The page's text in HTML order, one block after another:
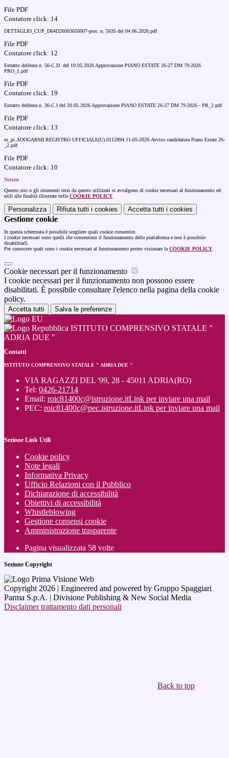
File PDF
Contatore click: 14
DETTAGLIO_CUP_D64D26003650007-prot. n. 5635 del 04.06.2026.pdf
File PDF
Contatore click: 12
Estratto delibera n. 56-C.D. del 19.05.2026 Approvazione PIANO ESTATE 26-27 DM 79-2026
PRO_1.pdf
File PDF
Contatore click: 19
Estratto delibera n. 36-C.I del 20.05.2026 Approvazione PIANO ESTATE 26-27 DM 79-2026 - PR_2.pdf
File PDF
Contatore click: 13
m_pi.AOOGABMI.REGISTRO UFFICIALE(U).0112894.11-05-2026-Avviso candidatura Piano Estate 26-
_2.pdf
File PDF
Contatore click: 10
Notizie
Questo sito o gli strumenti terzi da questo utilizzati si avvalgono di cookie necessari al funzionamento ed
utili alle finalità illustrate nella COOKIE POLICY
Personalizza Rifiuta tutti i cookies Accetta tutti i cookies
Gestione cookie
In questa schermata è possibile scegliere quali cookie consentire.
I cookie necessari sono quelli che consentono il funzionamento della piattaforma e non è possibile
disabilitarli.
Per conoscere quali sono i cookie necessari al funzionamento potete visionare la COOKIE POLICY
Cookie necessari per il funzionamento
I cookie necessari per il funzionamento non possono essere
disabilitati. È possibile consultare l'elenco nella pagina della cookie
policy.
Accetta tutti Salva le preferenze
ISTITUTO COMPRENSIVO STATALE "
ADRIA DUE "
Contatti
ISTITUTO COMPRENSIVO STATALE " ADRIA DUE "
VIA RAGAZZI DEL '99, 28 - 45011 ADRIA(RO)
Tel: 0426-21714
Email: roic81400c@istruzione.itLink per inviare una mail
PEC: roic81400c@pec.istruzione.itLink per inviare una mail
Sezione Link Utili
Cookie policy
Note legali
Informativa Privacy
Ufficio Relazioni con il Pubblico
Dichiarazione di accessibilità
Obiettivi di accessibilità
Whistleblowing
Gestione consensi cookie
Amministrazione trasparente
Pagina visualizzata 58 volte
Sezione Copyright
Copyright 2026 | Engineered and powered by Gruppo Spaggiari
Parma S.p.A. | Divisione Publishing & New Social Media
Disclaimer trattamento dati personali
Back to top